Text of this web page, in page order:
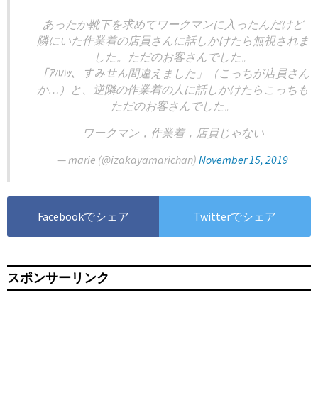
あったか靴下を求めてワークマンに入ったんだけど
隣にいた作業着の店員さんに話しかけたら無視されま
した。ただのお客さんでした。
「ｱﾊﾊｯ、すみせん間違えました」（こっちが店員さん
か…）と、逆隣の作業着の人に話しかけたらこっちも
ただのお客さんでした。
ワークマン，作業着，店員じゃない
— marie (@izakayamarichan) November 15, 2019
Facebookでシェア Twitterでシェア
スポンサーリンク